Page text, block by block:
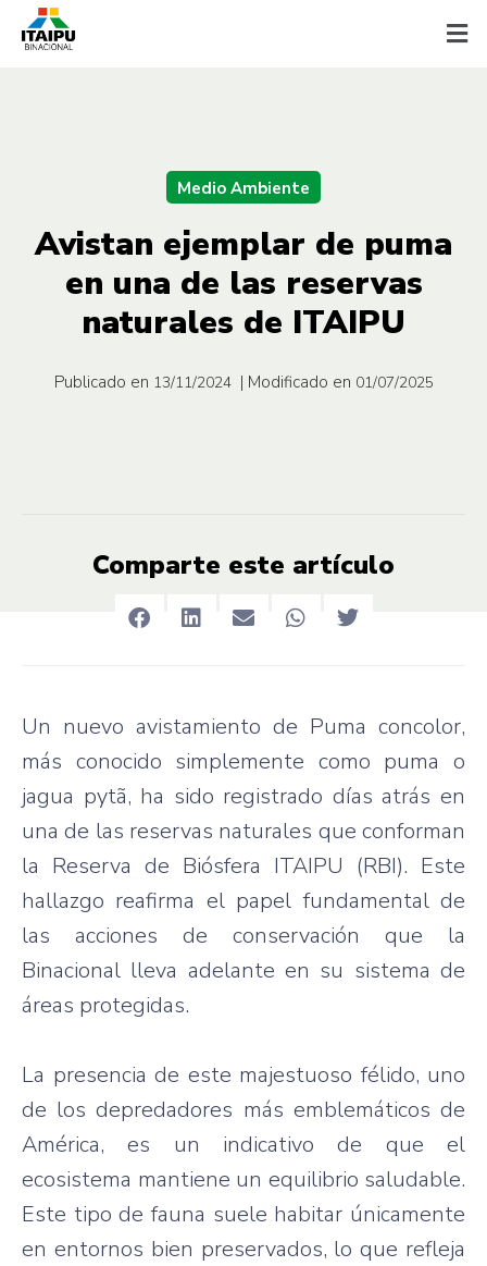
Medio Ambiente
Avistan ejemplar de puma
en una de las reservas
naturales de ITAIPU
Publicado en 13/11/2024 | Modificado en 01/07/2025
Comparte este artículo
Un nuevo avistamiento de Puma concolor,
más conocido simplemente como puma o
jagua pytã, ha sido registrado días atrás en
una de las reservas naturales que conforman
la Reserva de Biósfera ITAIPU (RBI). Este
hallazgo reafirma el papel fundamental de
las acciones de conservación que la
Binacional lleva adelante en su sistema de
áreas protegidas.
La presencia de este majestuoso félido, uno
de los depredadores más emblemáticos de
América, es un indicativo de que el
ecosistema mantiene un equilibrio saludable.
Este tipo de fauna suele habitar únicamente
en entornos bien preservados, lo que refleja